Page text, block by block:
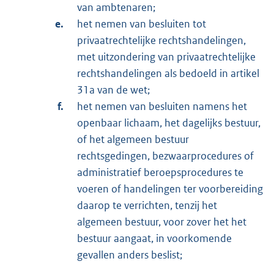
van ambtenaren;
het nemen van besluiten tot
privaatrechtelijke rechtshandelingen,
met uitzondering van privaatrechtelijke
rechtshandelingen als bedoeld in artikel
31a van de wet;
het nemen van besluiten namens het
openbaar lichaam, het dagelijks bestuur,
of het algemeen bestuur
rechtsgedingen, bezwaarprocedures of
administratief beroepsprocedures te
voeren of handelingen ter voorbereiding
daarop te verrichten, tenzij het
algemeen bestuur, voor zover het het
bestuur aangaat, in voorkomende
gevallen anders beslist;